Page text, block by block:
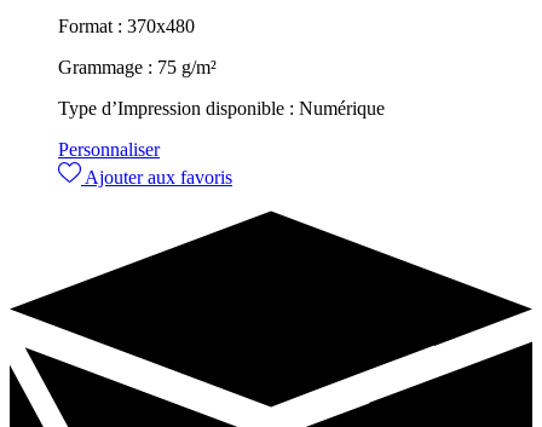
Format : 370x480
Grammage : 75 g/m²
Type d’Impression disponible : Numérique
Personnaliser
Ajouter aux favoris